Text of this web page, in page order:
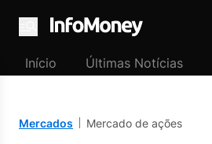
Menu
Início Últimas Notícias
Mercados Mercado de ações